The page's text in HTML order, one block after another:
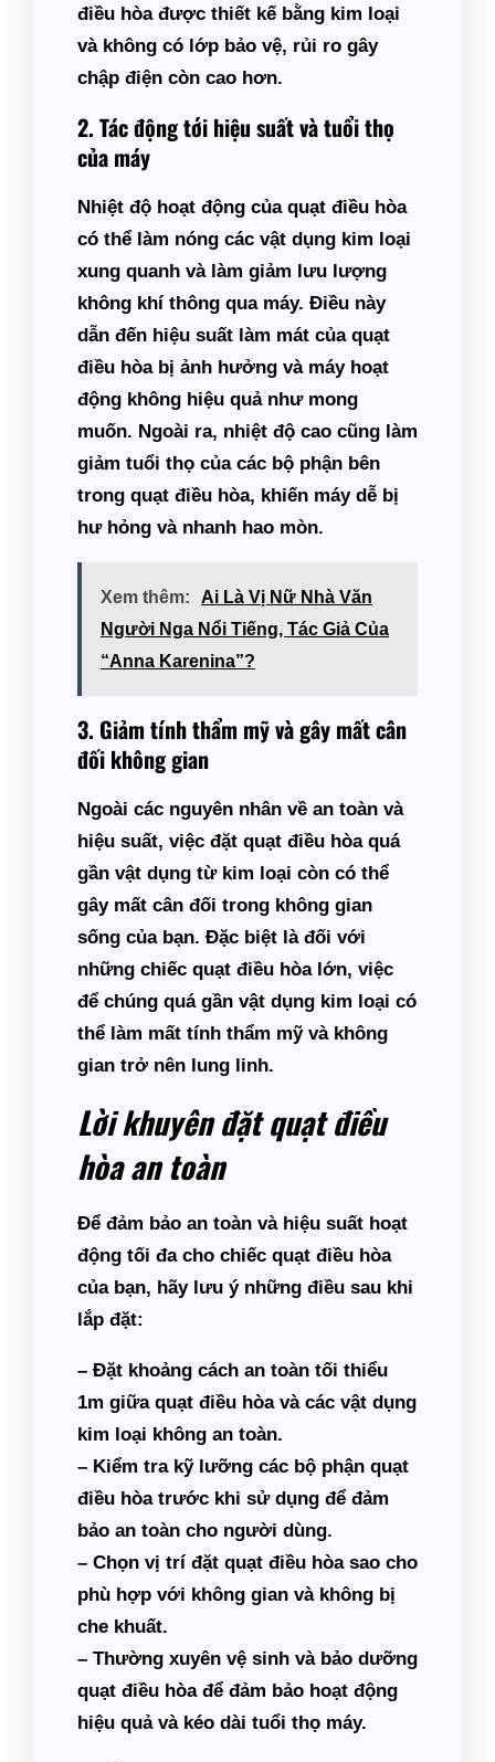
điều hòa được thiết kế bằng kim loại
và không có lớp bảo vệ, rủi ro gây
chập điện còn cao hơn.
2. Tác động tới hiệu suất và tuổi thọ
của máy
Nhiệt độ hoạt động của quạt điều hòa
có thể làm nóng các vật dụng kim loại
xung quanh và làm giảm lưu lượng
không khí thông qua máy. Điều này
dẫn đến hiệu suất làm mát của quạt
điều hòa bị ảnh hưởng và máy hoạt
động không hiệu quả như mong
muốn. Ngoài ra, nhiệt độ cao cũng làm
giảm tuổi thọ của các bộ phận bên
trong quạt điều hòa, khiến máy dễ bị
hư hỏng và nhanh hao mòn.
Xem thêm:
Ai Là Vị Nữ Nhà Văn
Người Nga Nổi Tiếng, Tác Giả Của
“Anna Karenina”?
3. Giảm tính thẩm mỹ và gây mất cân
đối không gian
Ngoài các nguyên nhân về an toàn và
hiệu suất, việc đặt quạt điều hòa quá
gần vật dụng từ kim loại còn có thể
gây mất cân đối trong không gian
sống của bạn. Đặc biệt là đối với
những chiếc quạt điều hòa lớn, việc
để chúng quá gần vật dụng kim loại có
thể làm mất tính thẩm mỹ và không
gian trở nên lung linh.
Lời khuyên đặt quạt điều
hòa an toàn
Để đảm bảo an toàn và hiệu suất hoạt
động tối đa cho chiếc quạt điều hòa
của bạn, hãy lưu ý những điều sau khi
lắp đặt:
– Đặt khoảng cách an toàn tối thiểu
1m giữa quạt điều hòa và các vật dụng
kim loại không an toàn.
– Kiểm tra kỹ lưỡng các bộ phận quạt
điều hòa trước khi sử dụng để đảm
bảo an toàn cho người dùng.
– Chọn vị trí đặt quạt điều hòa sao cho
phù hợp với không gian và không bị
che khuất.
– Thường xuyên vệ sinh và bảo dưỡng
quạt điều hòa để đảm bảo hoạt động
hiệu quả và kéo dài tuổi thọ máy.